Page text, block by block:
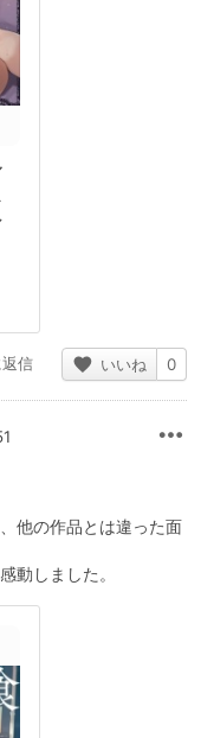
信 いいね 0
他の作品とは違った面
動しました。